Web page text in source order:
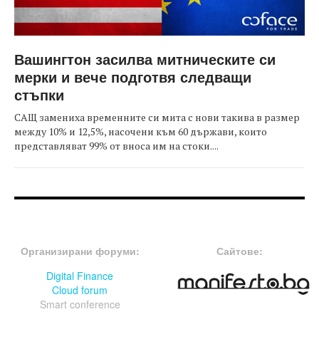
Вашингтон засилва митническите си
мерки и вече подготвя следващи
стъпки
САЩ замениха временните си мита с нови такива в размер
между 10% и 12,5%, насочени към 60 държави, които
представляват 99% от вноса им на стоки....
Организирани форуми:
Digital Finance
Cloud forum
Smart conference
Сайтове: